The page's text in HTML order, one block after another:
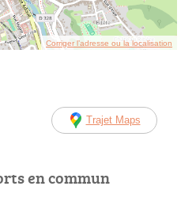
Corriger l’adresse ou la localisation
Trajet Maps
en commun